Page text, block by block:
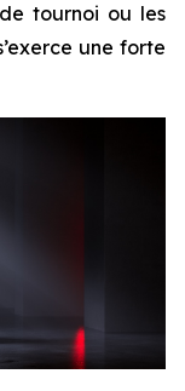
tournoi ou les
une forte